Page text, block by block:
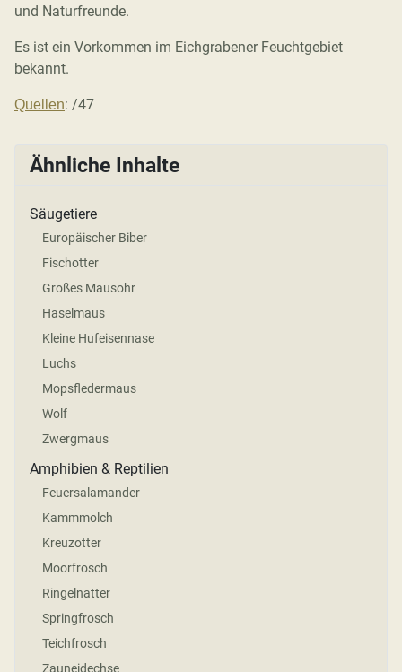
und Naturfreunde.
Es ist ein Vorkommen im Eichgrabener Feuchtgebiet
bekannt.
Quellen: /47
Ähnliche Inhalte
Säugetiere
Europäischer Biber
Fischotter
Großes Mausohr
Haselmaus
Kleine Hufeisennase
Luchs
Mopsfledermaus
Wolf
Zwergmaus
Amphibien & Reptilien
Feuersalamander
Kammmolch
Kreuzotter
Moorfrosch
Ringelnatter
Springfrosch
Teichfrosch
Zauneidechse